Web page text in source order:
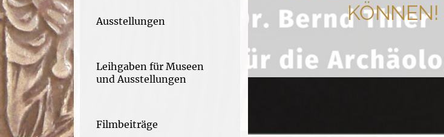
Ausstellungen
Leihgaben für Museen
und Ausstellungen
Filmbeiträge
KÖNNEN!